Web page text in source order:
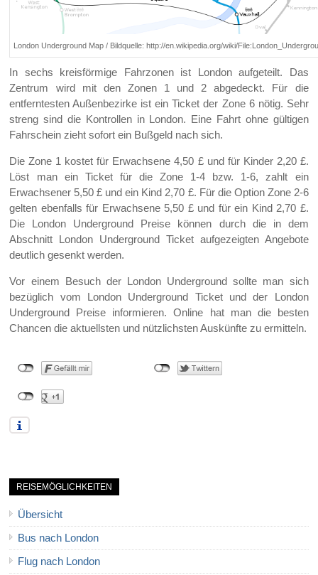
London Underground Map / Bildquelle: http://en.wikipedia.org/wiki/
In sechs kreisförmige Fahrzonen ist London aufgeteilt. Das
Zentrum wird mit den Zonen 1 und 2 abgedeckt. Für die
entferntesten Außenbezirke ist ein Ticket der Zone 6 nötig. Sehr
streng sind die Kontrollen in London. Eine Fahrt ohne gültigen
Fahrschein zieht sofort ein Bußgeld nach sich.
Die Zone 1 kostet für Erwachsene 4,50 £ und für Kinder 2,20 £.
Löst man ein Ticket für die Zone 1-4 bzw. 1-6, zahlt ein
Erwachsener 5,50 £ und ein Kind 2,70 £. Für die Option Zone 2-6
gelten ebenfalls für Erwachsene 5,50 £ und für ein Kind 2,70 £.
Die London Underground Preise können durch die in dem
Abschnitt London Underground Ticket aufgezeigten Angebote
deutlich gesenkt werden.
Vor einem Besuch der London Underground sollte man sich
bezüglich vom London Underground Ticket und der London
Underground Preise informieren. Online hat man die besten
Chancen die aktuellsten und nützlichsten Auskünfte zu ermitteln.
REISEMÖGLICHKEITEN
Übersicht
Bus nach London
Flug nach London